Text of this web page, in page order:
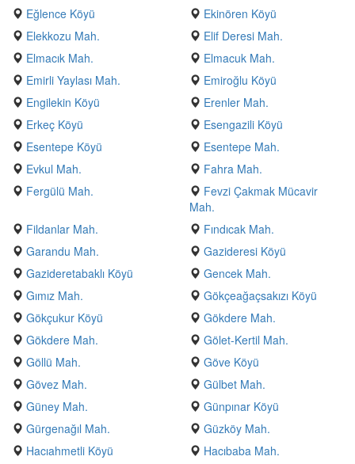
Eğlence Köyü
Ekinören Köyü
Elekkozu Mah.
Elif Deresi Mah.
Elmacık Mah.
Elmacuk Mah.
Emirli Yaylası Mah.
Emiroğlu Köyü
Engilekin Köyü
Erenler Mah.
Erkeç Köyü
Esengazili Köyü
Esentepe Köyü
Esentepe Mah.
Evkul Mah.
Fahra Mah.
Fergülü Mah.
Fevzi Çakmak Mücavir
Mah.
Fildanlar Mah.
Fındıcak Mah.
Garandu Mah.
Gazideresi Köyü
Gazideretabaklı Köyü
Gencek Mah.
Gımız Mah.
Gökçeağaçsakızı Köyü
Gökçukur Köyü
Gökdere Mah.
Gökdere Mah.
Gölet-Kertil Mah.
Göllü Mah.
Göve Köyü
Gövez Mah.
Gülbet Mah.
Güney Mah.
Günpınar Köyü
Gürgenağıl Mah.
Güzköy Mah.
Hacıahmetli Köyü
Hacıbaba Mah.